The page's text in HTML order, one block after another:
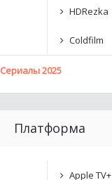
HDRezka
Coldfilm
Сериалы 2025
Платформа
Apple TV+